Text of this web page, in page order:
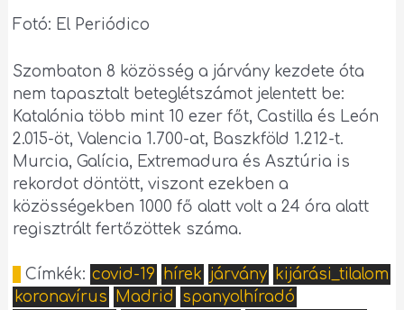
Fotó: El Periódico
Szombaton 8 közösség a járvány kezdete óta
nem tapasztalt beteglétszámot jelentett be:
Katalónia több mint 10 ezer főt, Castilla és León
2.015-öt, Valencia 1.700-at, Baszkföld 1.212-t.
Murcia, Galícia, Extremadura és Asztúria is
rekordot döntött, viszont ezekben a
közösségekben 1000 fő alatt volt a 24 óra alatt
regisztrált fertőzöttek száma.
Címkék: covid-19 hírek járvány kijárási_tilalom
koronavírus
Madrid
spanyolhíradó